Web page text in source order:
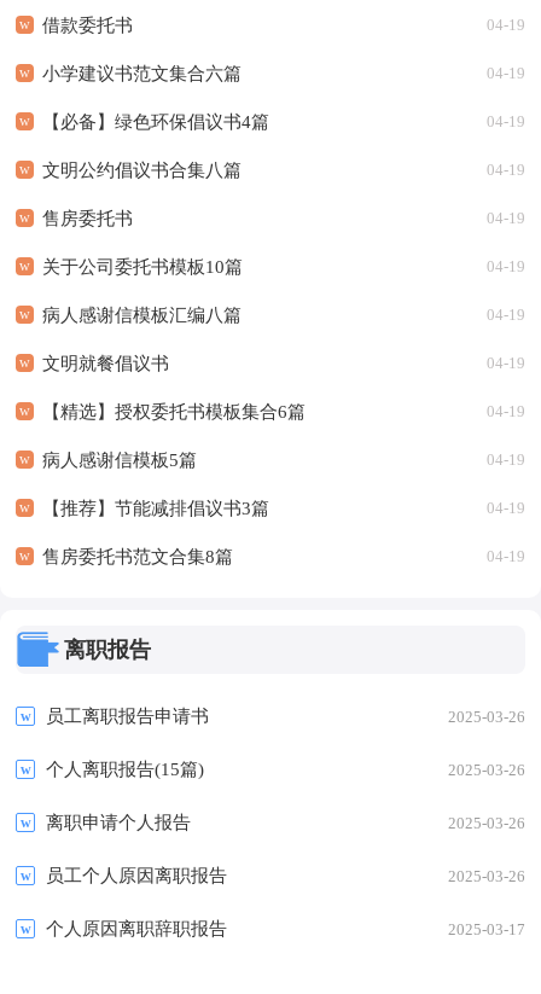
借款委托书 04-19
小学建议书范文集合六篇 04-19
【必备】绿色环保倡议书4篇 04-19
文明公约倡议书合集八篇 04-19
售房委托书 04-19
关于公司委托书模板10篇 04-19
病人感谢信模板汇编八篇 04-19
文明就餐倡议书 04-19
【精选】授权委托书模板集合6篇 04-19
病人感谢信模板5篇 04-19
【推荐】节能减排倡议书3篇 04-19
售房委托书范文合集8篇 04-19
离职报告
员工离职报告申请书 2025-03-26
个人离职报告(15篇) 2025-03-26
离职申请个人报告 2025-03-26
员工个人原因离职报告 2025-03-26
个人原因离职辞职报告 2025-03-17